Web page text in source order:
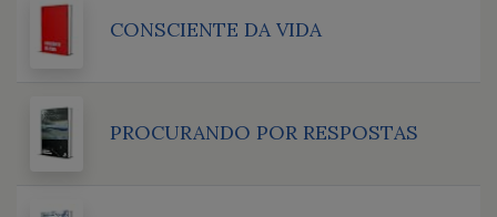
CONSCIENTE DA VIDA
PROCURANDO POR RESPOSTAS